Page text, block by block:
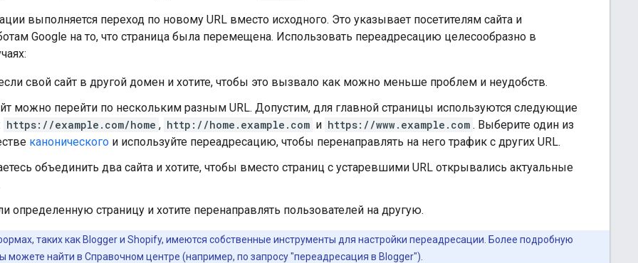
выполняется переход по новому URL вместо исходного. Это указывает посетителям сайта и
Google на то, что страница была перемещена. Использовать переадресацию целесообразно в
свой сайт в другой домен и хотите, чтобы это вызвало как можно меньше проблем и неудобств.
можно перейти по нескольким разным URL. Допустим, для главной страницы используются следующие
https://example.com/home , http://home.example.com и https://www.example.com . Выберите один из
канонического и используйте переадресацию, чтобы перенаправлять на него трафик с других URL.
объединить два сайта и хотите, чтобы вместо страниц с устаревшими URL открывались актуальные
определенную страницу и хотите перенаправлять пользователей на другую.
таких как Blogger и Shopify, имеются собственные инструменты для настройки переадресации. Более подробную
можете найти в Справочном центре (например, по запросу "переадресация в Blogger").